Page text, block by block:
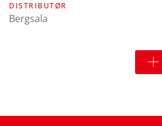
DISTRIBUTØR
Bergsala